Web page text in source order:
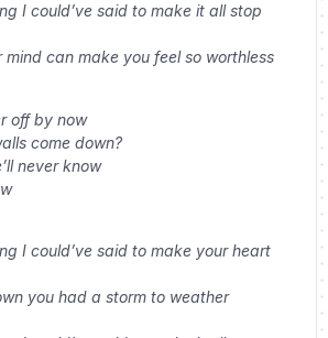
I could’ve said to make it all stop
mind can make you feel so worthless
off by now
come down?
never know
I could’ve said to make your heart
you had a storm to weather